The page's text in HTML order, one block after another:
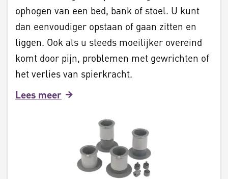
ophogen van een bed, bank of stoel. U kunt
dan eenvoudiger opstaan of gaan zitten en
liggen. Ook als u steeds moeilijker overeind
komt door pijn, problemen met gewrichten of
het verlies van spierkracht.
Lees meer